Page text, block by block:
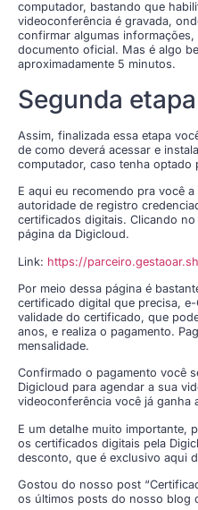
computador, bastando que
videoconferência é gravada,
confirmar algumas
documento oficial. Mas é algo
aproximadamente 5 minutos.
Segunda etapa
Assim, finalizada essa etapa
de como deverá acessar e
computador, caso tenha optado
E aqui eu recomendo pra você
autoridade de registro
certificados digitais. Clicando
página da Digicloud.
Link: https://
Por meio dessa página é
certificado digital que precisa,
validade do certificado, que
anos, e realiza o pagamento.
mensalidade.
Confirmado o pagamento você
Digicloud para agendar a sua
videoconferência você já ganha
E um detalhe muito importante,
os certificados digitais pela
desconto, que é exclusivo aqui
Gostou do nosso post
os últimos posts do nosso blog